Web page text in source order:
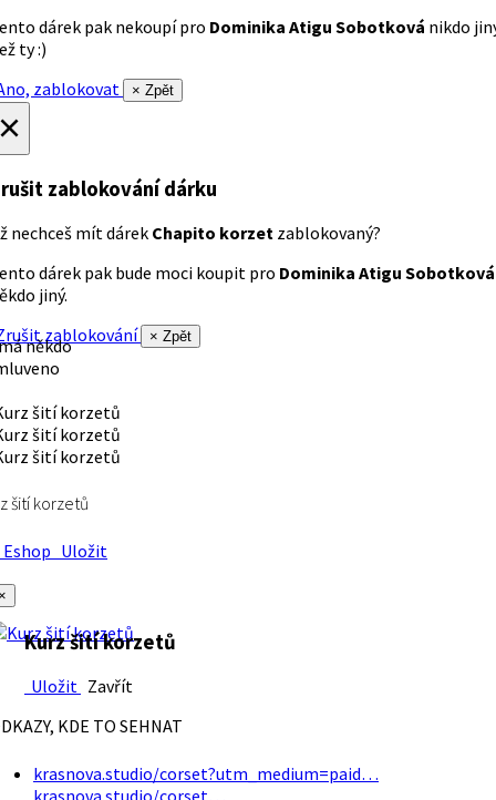
dárek pak nekoupí pro Dominika Atigu Sobotková nikdo
ty :)
zablokovat
× Zpět
zablokování dárku
nechceš mít dárek Chapito korzet zablokovaný?
dárek pak bude moci koupit pro Dominika Atigu Sobotková
jiný.
zablokování
× Zpět
někdo
šití korzetů
Uložit
Kurz šití korzetů
Uložit Zavřít
KDE TO SEHNAT
krasnova.studio/corset?utm_medium=paid…
krasnova.studio/corset…